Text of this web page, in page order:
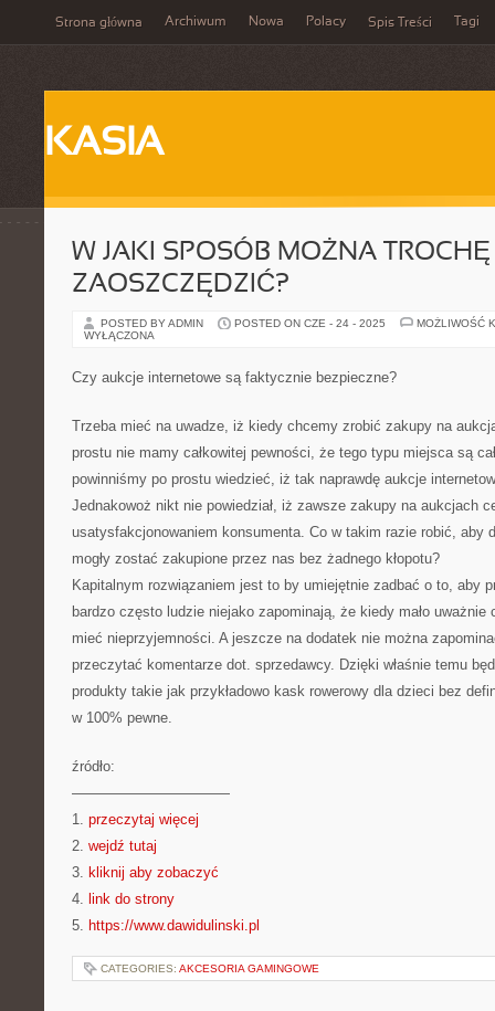
Strona główna Archiwum Nowa Polacy Spis Treści Tagi
KASIA
W JAKI SPOSÓB MOŻNA TROCHĘ
ZAOSZCZĘDZIĆ?
POSTED BY ADMIN POSTED ON CZE - 24 - 2025
MOŻLIWOŚĆ
WYŁĄCZONA
Czy aukcje internetowe są faktycznie bezpieczne?
Trzeba mieć na uwadze, iż kiedy chcemy zrobić zakupy na
prostu nie mamy całkowitej pewności, że tego typu miejsca są
powinniśmy po prostu wiedzieć, iż tak naprawdę aukcje
Jednakowoż nikt nie powiedział, iż zawsze zakupy na aukcjach
usatysfakcjonowaniem konsumenta. Co w takim razie robić, aby
mogły zostać zakupione przez nas bez żadnego kłopotu?
Kapitalnym rozwiązaniem jest to by umiejętnie zadbać o to, aby
bardzo często ludzie niejako zapominają, że kiedy mało
mieć nieprzyjemności. A jeszcze na dodatek nie można
przeczytać komentarze dot. sprzedawcy. Dzięki właśnie temu
produkty takie jak przykładowo kask rowerowy dla dzieci bez
w 100% pewne.
źródło:
———————————
1. przeczytaj więcej
2. wejdź tutaj
3. kliknij aby zobaczyć
4. link do strony
5. https://www.dawidulinski.pl
CATEGORIES: AKCESORIA GAMINGOWE